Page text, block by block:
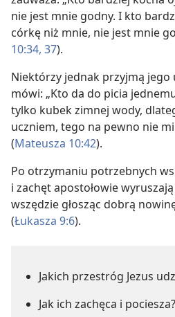
nie jest mnie godny. I kto
córkę niż mnie, nie jest mnie
10:34, 37).
Niektórzy jednak przyjmą jego
mówi: „Kto da do picia
tylko kubek zimnej wody,
uczniem, tego na pewno nie
(Mateusza 10:42).
Po otrzymaniu potrzebnych
i zachęt apostołowie
wszędzie głosząc dobrą
(Łukasza 9:6).
Jakich przestróg Jezus
Jak ich zachęca i pociesza?